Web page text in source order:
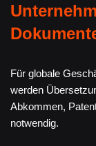
Für globale
werden
Abkommen,
notwendig.